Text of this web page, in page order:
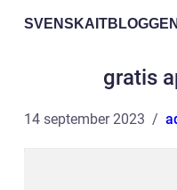
gratis
14 september 2023